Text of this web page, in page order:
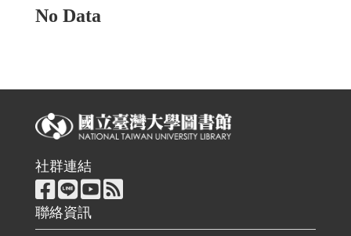
No Data
社群連結
聯絡資訊